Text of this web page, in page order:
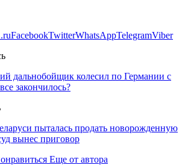
FacebookTwitterWhatsAppTelegramViber
дальнобойщик колесил по Германии с
закончилось?
пыталась продать новорожденную
вынес приговор
Еще от автора